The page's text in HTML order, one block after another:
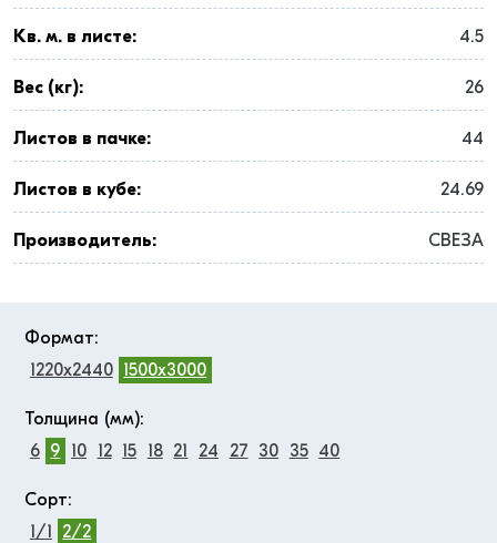
Кв. м. в листе: 4.5
Вес (кг): 26
Листов в пачке: 44
Листов в кубе: 24.69
Производитель: СВЕЗА
Формат:
1220x2440 1500x3000
Толщина (мм):
6 9 10 12 15 18 21 24 27 30 35 40
Сорт:
1/1
2/2